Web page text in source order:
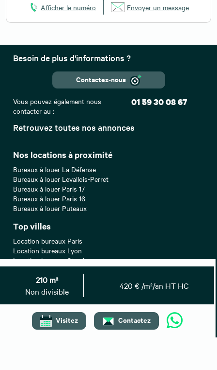
210 m²
Non divisible
420 € /m²/an HT HC
Visitez Contactez
Afficher le numéro Envoyer un message
Retrouvez toutes nos annonces
Nos locations à proximité
Bureaux à louer La Défense
Bureaux à louer Levallois-Perret
Bureaux à louer Paris 17
Bureaux à louer Paris 16
Bureaux à louer Puteaux
Top villes
Location bureaux Paris
Location bureaux Lyon
Location bureaux Strasbourg
Location bureaux Nice
Location bureaux Bordeaux
Recherches associées
Bureaux à vendre Hauts-de-Seine
Entrepôts/Locaux d'activités à louer Hauts-de-Seine
Entrepôts/Locaux d'activités à vendre Hauts-de-Seine
Besoin de plus d'informations ?
Contactez-nous
Vous pouvez également nous
contacter au :
01 59 30 08 67